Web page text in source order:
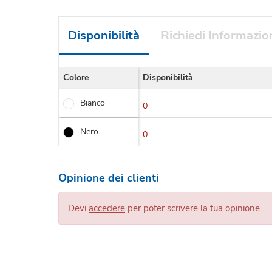
Disponibilità Richiedi
Colore Disponibilità
Bianco 0
Nero 0
Opinione dei clienti
Devi accedere per poter scrivere la tua opinione.